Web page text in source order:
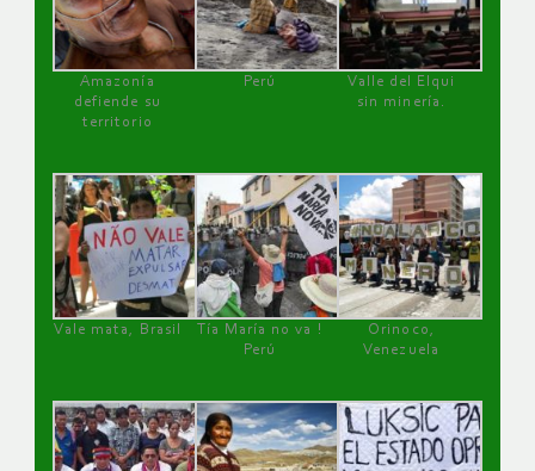
Amazonía
defiende su
territorio
Perú
Valle del Elqui
sin minería.
Vale mata, Brasil
Tía María no va !
Perú
Orinoco,
Venezuela